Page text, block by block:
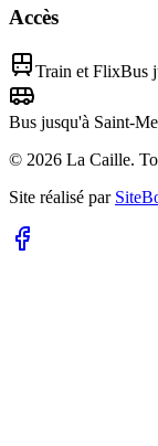
Accès
Train et FlixBus
Bus jusqu'à Saint-
© 2026 La Caille.
Site réalisé par